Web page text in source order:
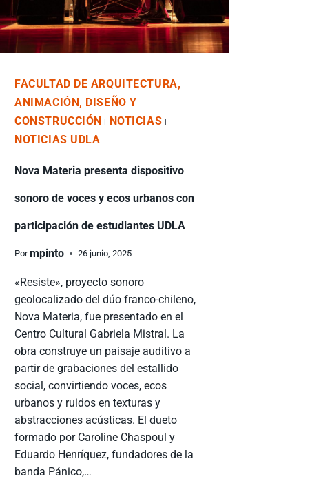
FACULTAD DE ARQUITECTURA,
ANIMACIÓN, DISEÑO Y
CONSTRUCCIÓN | NOTICIAS |
NOTICIAS UDLA
Nova Materia presenta dispositivo
sonoro de voces y ecos urbanos con
participación de estudiantes UDLA
Por mpinto 26 junio, 2025
«Resiste», proyecto sonoro
geolocalizado del dúo franco-chileno,
Nova Materia, fue presentado en el
Centro Cultural Gabriela Mistral. La
obra construye un paisaje auditivo a
partir de grabaciones del estallido
social, convirtiendo voces, ecos
urbanos y ruidos en texturas y
abstracciones acústicas. El dueto
formado por Caroline Chaspoul y
Eduardo Henríquez, fundadores de la
banda Pánico,…